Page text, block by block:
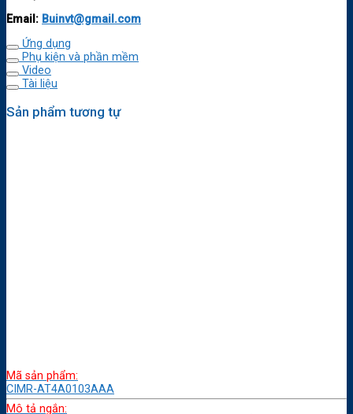
Email: Buinvt@gmail.com
Ứng dụng
Phụ kiện và phần mềm
Video
Tài liệu
Sản phẩm tương tự
Mã sản phẩm:
CIMR-AT4A0103AAA
Mô tả ngắn: